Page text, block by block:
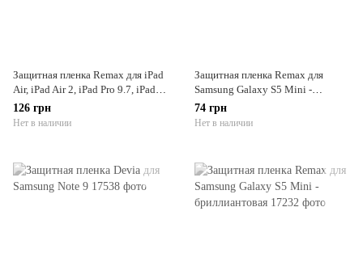
Защитная пленка Remax для iPad
Air, iPad Air 2, iPad Pro 9.7, iPad
2017, iPad 2018 - бриллиантовая
126 грн
Нет в наличии
Защитная пленка Remax для
Samsung Galaxy S5 Mini -
матовая
74 грн
Нет в наличии